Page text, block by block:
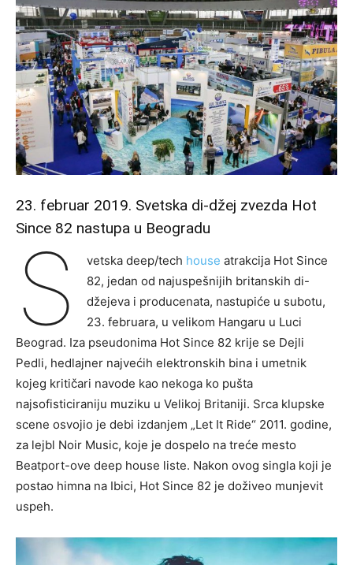
23. februar 2019. Svetska di-džej zvezda Hot
Since 82 nastupa u Beogradu
S vetska deep/tech house atrakcija Hot Since
82, jedan od najuspešnijih britanskih di-
džejeva i producenata, nastupiće u subotu,
23. februara, u velikom Hangaru u Luci
Beograd. Iza pseudonima Hot Since 82 krije se Dejli
Pedli, hedlajner najvećih elektronskih bina i umetnik
kojeg kritičari navode kao nekoga ko pušta
najsofisticiraniju muziku u Velikoj Britaniji. Srca klupske
scene osvojio je debi izdanjem „Let It Ride“ 2011. godine,
za lejbl Noir Music, koje je dospelo na treće mesto
Beatport-ove deep house liste. Nakon ovog singla koji je
postao himna na Ibici, Hot Since 82 je doživeo munjevit
uspeh.